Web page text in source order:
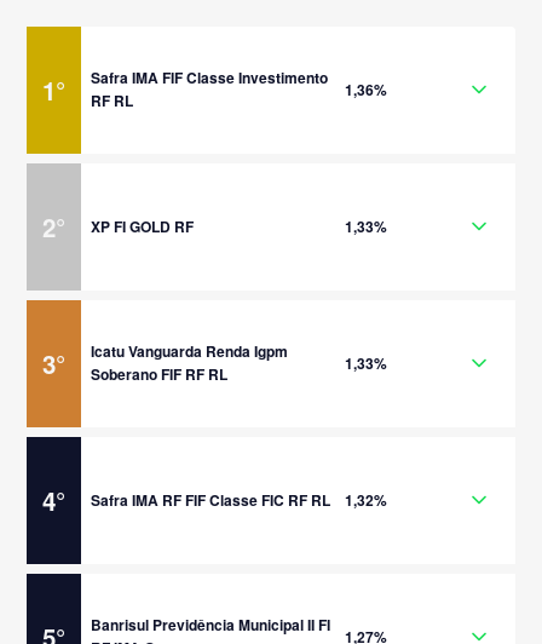
1°
Safra IMA FIF Classe Investimento
RF RL
1,36%
2° XP FI GOLD RF 1,33%
3°
Icatu Vanguarda Renda Igpm
Soberano FIF RF RL
1,33%
4° Safra IMA RF FIF Classe FIC RF RL 1,32%
5°
Banrisul Previdência Municipal II FI
1,27%